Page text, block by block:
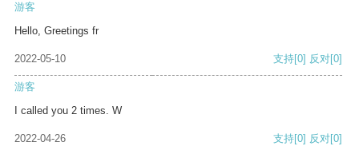
游客
Hello, Greetings fr
2022-05-10 支持[0] 反对[0]
游客
I called you 2 times. W
2022-04-26 支持[0] 反对[0]